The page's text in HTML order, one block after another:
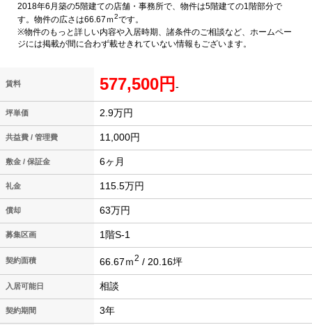
2018年6月築の5階建ての店舗・事務所で、物件は5階建ての1階部分で
す。物件の広さは66.67ｍ2です。
※物件のもっと詳しい内容や入居時期、諸条件のご相談など、ホームペー
ジには掲載が間に合わず載せきれていない情報もございます。
賃料 577,500円 -
坪単価 2.9万円
共益費 / 管理費 11,000円
敷金 / 保証金 6ヶ月
礼金 115.5万円
償却 63万円
募集区画 1階S-1
契約面積 66.67ｍ2 / 20.16坪
入居可能日 相談
契約期間 3年